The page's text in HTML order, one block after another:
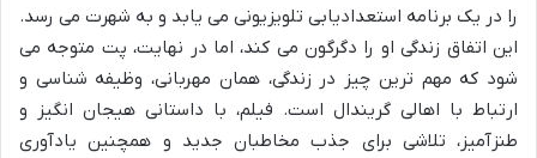
را در یک برنامه استعدادیابی تلویزیونی می یابد و به شهرت می رسد.
این اتفاق زندگی او را دگرگون می کند، اما در نهایت، پت متوجه می
شود که مهم ترین چیز در زندگی، همان مهربانی، وظیفه شناسی و
ارتباط با اهالی گریندال است. فیلم، با داستانی هیجان انگیز و
طنزآمیز، تلاشی برای جذب مخاطبان جدید و همچنین یادآوری